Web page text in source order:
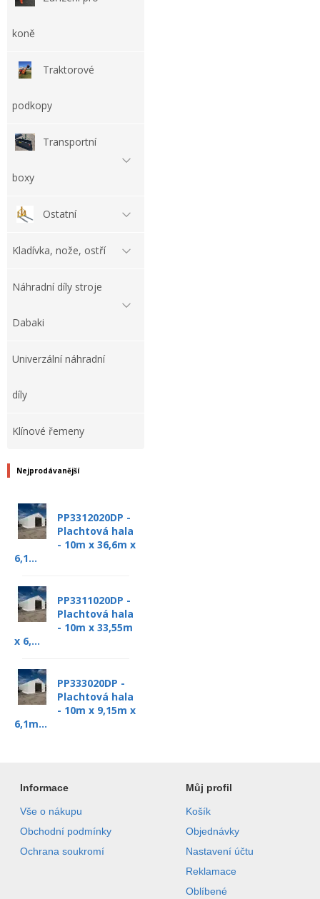
koně
Traktorové
podkopy
Transportní
boxy
Ostatní
Kladívka, nože, ostří
Náhradní díly stroje
Dabaki
Univerzální náhradní
díly
Klínové řemeny
Nejprodávanější
PP3312020DP -
Plachtová hala
- 10m x 36,6m x
6,1...
PP3311020DP -
Plachtová hala
- 10m x 33,55m
x 6,...
PP333020DP -
Plachtová hala
- 10m x 9,15m x
6,1m...
Informace
Vše o nákupu
Obchodní podmínky
Ochrana soukromí
Můj profil
Košík
Objednávky
Nastavení účtu
Reklamace
Oblíbené